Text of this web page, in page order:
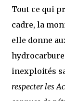
Tout ce qui
cadre, la
elle donne
inexploités
respecter les